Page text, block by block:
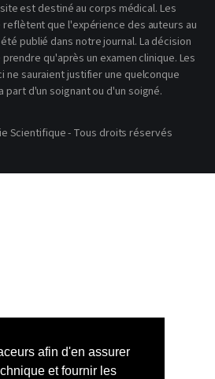
afin d'en assurer
et fournir les
site est destiné au corps médical. Les
que l'expérience des auteurs au
publié dans notre journal. La décision
qu'après un examen clinique. Les
ne sauraient justifier une quelconque
part d'un soignant ou d'un soigné.
Scientifique - Tous droits réservés